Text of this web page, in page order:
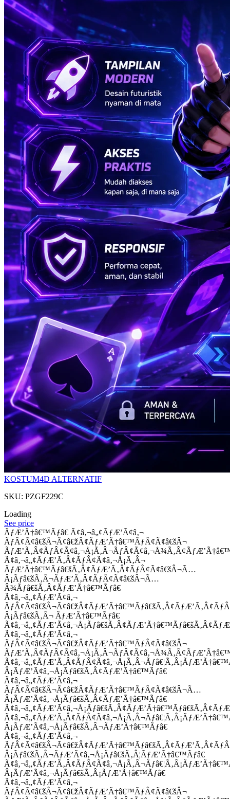
KOSTUM4D ALTERNATIF
SKU: PZGF229C
Loading
See price
ÃƒÆ’Ã†â€™Ãƒâ€ Ã¢â‚¬â„¢ÃƒÆ’Ã¢â‚¬
ÃƒÂ¢Ã¢â€šÂ¬Ã¢â€žÂ¢ÃƒÆ’Ã†â€™ÃƒÂ¢Ã¢â€šÂ¬
Ã¢â‚¬â„¢ÃƒÆ’Ã‚Â¢ÃƒÂ¢Ã¢â‚¬Å¡Ã‚Â¬
ÃƒÆ’Ã†â€™Ãƒâ€šÃ‚Â¢ÃƒÆ’Ã‚Â¢ÃƒÂ¢Ã¢â€šÂ¬Ã…
Â¡Ãƒâ€šÃ‚Â¬ÃƒÆ’Ã‚Â¢ÃƒÂ¢Ã¢â€šÂ¬Ã…
Â¾Ãƒâ€šÃ‚Â¢ÃƒÆ’Ã†â€™Ãƒâ€
Ã¢â‚¬â„¢ÃƒÆ’Ã¢â‚¬
Â¡Ãƒâ€šÃ‚Â¬ ÃƒÆ’Ã†â€™Ãƒâ€
Ã¢â‚¬â„¢ÃƒÆ’Ã¢â‚¬
ÃƒÂ¢Ã¢â€šÂ¬Ã¢â€žÂ¢ÃƒÆ’Ã†â€™ÃƒÂ¢Ã¢â€šÂ¬
Â¡ÃƒÆ’Ã¢â‚¬Å¡Ãƒâ€šÃ‚Â¢ÃƒÆ’Ã†â€™Ãƒâ€
Ã¢â‚¬â„¢ÃƒÆ’Ã¢â‚¬
ÃƒÂ¢Ã¢â€šÂ¬Ã¢â€žÂ¢ÃƒÆ’Ã†â€™ÃƒÂ¢Ã¢â€šÂ¬Ã…
Â¡ÃƒÆ’Ã¢â‚¬Å¡Ãƒâ€šÃ‚Â¢ÃƒÆ’Ã†â€™Ãƒâ€
Â¡ÃƒÆ’Ã¢â‚¬Å¡Ãƒâ€šÃ‚Â¬ÃƒÆ’Ã†â€™Ãƒâ€
Ã¢â‚¬â„¢ÃƒÆ’Ã¢â‚¬
Â¡Ãƒâ€šÃ‚Â¬ÃƒÆ’Ã¢â‚¬Å¡Ãƒâ€šÃ‚Â¦ÃƒÆ’Ã†â€™Ãƒâ€
Â¡ÃƒÆ’Ã¢â‚¬Å¡Ãƒâ€šÃ‚Â¡ÃƒÆ’Ã†â€™Ãƒâ€
Ã¢â‚¬â„¢ÃƒÆ’Ã¢â‚¬
ÃƒÂ¢Ã¢â€šÂ¬Ã¢â€žÂ¢ÃƒÆ’Ã†â€™ÃƒÂ¢Ã¢â€šÂ¬